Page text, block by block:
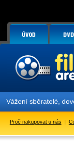
Vážení sběratelé,
Proč nakupovat u nás |